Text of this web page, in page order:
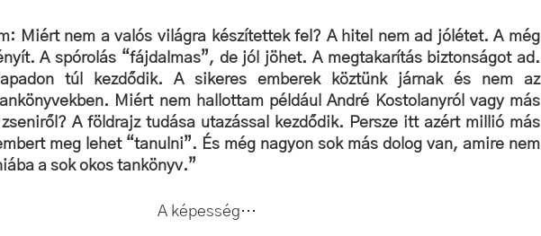
Miért nem a valós világra készítettek fel? A hitel nem ad jólétet. A még
A spórolás “fájdalmas”, de jól jöhet. A megtakarítás biztonságot ad.
túl kezdődik. A sikeres emberek köztünk járnak és nem az
Miért nem hallottam például André Kostolanyról vagy más
A földrajz tudása utazással kezdődik. Persze itt azért millió más
meg lehet “tanulni”. És még nagyon sok más dolog van, amire nem
a sok okos tankönyv.”
A képesség…